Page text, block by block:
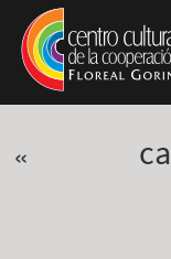
Pasar al contenido
Jump to main content
«